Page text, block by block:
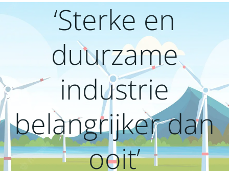
‘Sterke en
duurzame
industrie
belangrijker dan
ooit’